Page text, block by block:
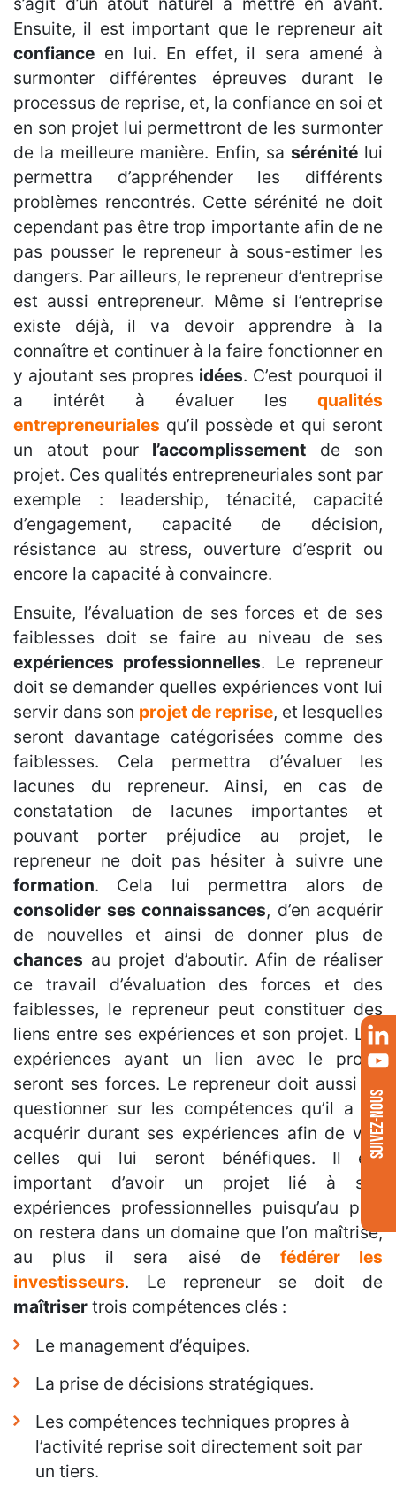
Ensuite, il est important que le repreneur ait
confiance en lui. En effet, il sera amené à
surmonter différentes épreuves durant le
processus de reprise, et, la confiance en soi et
en son projet lui permettront de les surmonter
de la meilleure manière. Enfin, sa sérénitélui
permettra d’appréhender les différents
problèmes rencontrés. Cette sérénité ne doit
cependant pas être trop importante afin de ne
pas pousser le repreneur à sous-estimer les
dangers. Par ailleurs, le repreneur d’entreprise
est aussi entrepreneur. Même si l’entreprise
existe déjà, il va devoir apprendre à la
connaître et continuer à la faire fonctionner en
y ajoutant ses propres idées. C’est pourquoi il
a intérêt à évaluer les qualités
entrepreneuriales qu’il possède et qui seront
un atout pour l’accomplissement de son
projet. Ces qualités entrepreneuriales sont par
exemple : leadership, ténacité, capacité
d’engagement, capacité de décision,
résistance au stress, ouverture d’esprit ou
encore la capacité à convaincre.
Ensuite, l’évaluation de ses forces et de ses
faiblesses doit se faire au niveau de ses
expériences professionnelles. Le repreneur
doit se demander quelles expériences vont lui
servir dans son projet de reprise, et lesquelles
seront davantage catégorisées comme des
faiblesses. Cela permettra d’évaluer les
lacunes du repreneur. Ainsi, en cas de
constatation de lacunes importantes et
pouvant porter préjudice au projet, le
repreneur ne doit pas hésiter à suivre une
formation. Cela lui permettra alors de
consolider ses connaissances, d’en acquérir
de nouvelles et ainsi de donner plus de
chances au projet d’aboutir. Afin de réaliser
ce travail d’évaluation des forces et des
faiblesses, le repreneur peut constituer des
liens entre ses expériences et son projet. Les
expériences ayant un lien avec le projet
seront ses forces. Le repreneur doit aussi se
questionner sur les compétences qu’il a pu
acquérir durant ses expériences afin de voir
celles qui lui seront bénéfiques. Il est
important d’avoir un projet lié à ses
expériences professionnelles puisqu’au plus
on restera dans un domaine que l’on maîtrise,
au plus il sera aisé de fédérer les
investisseurs. Le repreneur se doit de
maîtriser trois compétences clés :
Le management d’équipes.
La prise de décisions stratégiques.
Les compétences techniques propres à
l’activité reprise soit directement soit par
un tiers.
SUIVEZ-NOUS